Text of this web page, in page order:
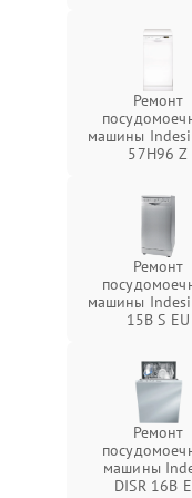
Ремонт
машины
57H96 Z
Ремонт
машины
15B S EU
Ремонт
машины
DISR 16B